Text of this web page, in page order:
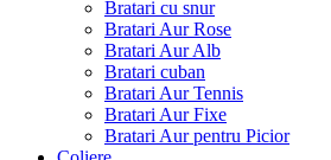
Bratari cu snur
Bratari Aur Rose
Bratari Aur Alb
Bratari cuban
Bratari Aur Tennis
Bratari Aur Fixe
Bratari Aur pentru Picior